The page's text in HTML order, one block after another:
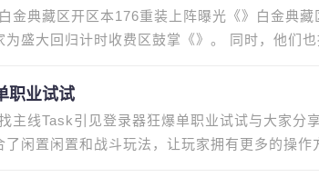
金典藏区开区本176重装上阵曝光《》白金典
盛大回归计时收费区鼓掌《》。 同时，他们
职业试试
主线Task引见登录器狂爆单职业试试与大家分
闲置闲置和战斗玩法，让玩家拥有更多的操